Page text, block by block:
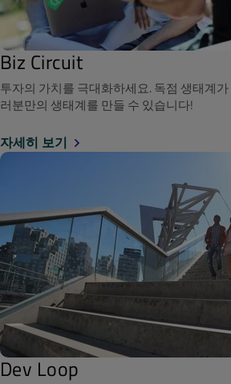
Biz Circuit
투자의 가치를 극대화하세요. 독점 생태계
러분만의 생태계를 만들 수 있습니다!
자세히 보기
Dev Loop